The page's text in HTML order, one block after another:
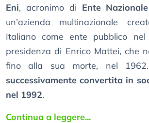
Eni, acronimo di Ente
un’azienda multinazionale
Italiano come ente pubblico
presidenza di Enrico Mattei, che
fino alla sua morte, nel
successivamente convertita in
nel 1992.
Continua a leggere...